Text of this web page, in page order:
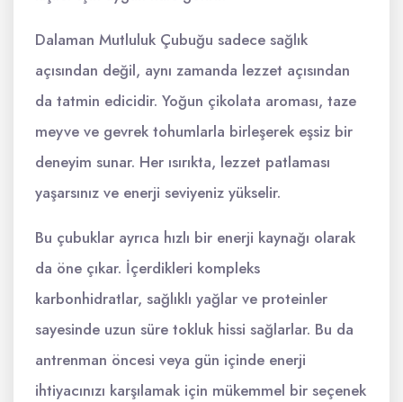
Dalaman Mutluluk Çubuğu sadece sağlık
açısından değil, aynı zamanda lezzet açısından
da tatmin edicidir. Yoğun çikolata aroması, taze
meyve ve gevrek tohumlarla birleşerek eşsiz bir
deneyim sunar. Her ısırıkta, lezzet patlaması
yaşarsınız ve enerji seviyeniz yükselir.
Bu çubuklar ayrıca hızlı bir enerji kaynağı olarak
da öne çıkar. İçerdikleri kompleks
karbonhidratlar, sağlıklı yağlar ve proteinler
sayesinde uzun süre tokluk hissi sağlarlar. Bu da
antrenman öncesi veya gün içinde enerji
ihtiyacınızı karşılamak için mükemmel bir seçenek